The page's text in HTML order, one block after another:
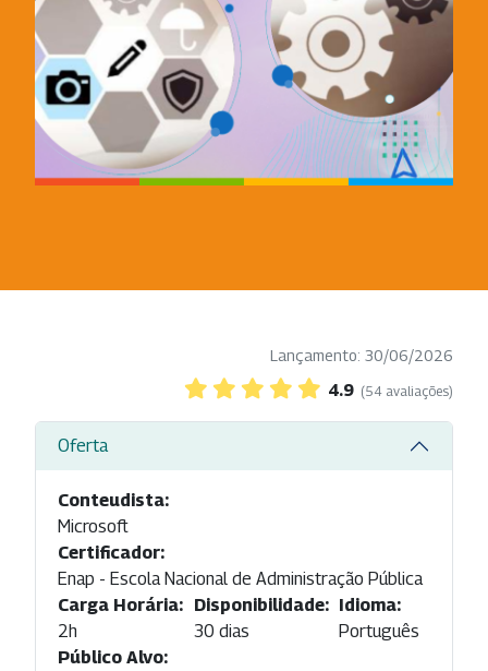
Lançamento: 30/06/2026
4.9 (54 avaliações)
Oferta
Conteudista:
Microsoft
Certificador:
Enap - Escola Nacional de Administração Pública
Carga Horária:
2h
Disponibilidade:
30 dias
Idioma:
Português
Público Alvo: